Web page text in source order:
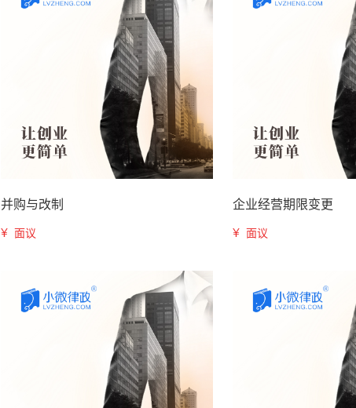
并购与改制
¥ 面议
企业经营期限变更
¥ 面议